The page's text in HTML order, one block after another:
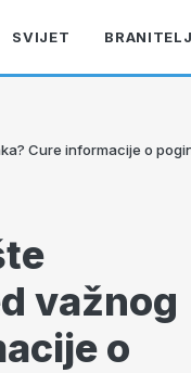
SVIJET
Cure informacije o
važnog
o